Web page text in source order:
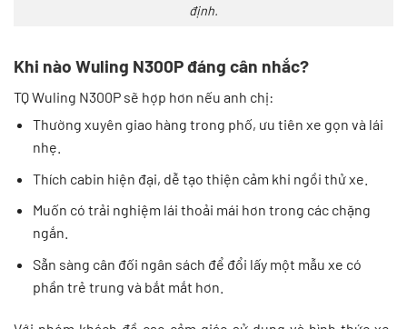
định.
Khi nào Wuling N300P đáng cân nhắc?
TQ Wuling N300P sẽ hợp hơn nếu anh chị:
Thường xuyên giao hàng trong phố, ưu tiên xe gọn và lái
nhẹ.
Thích cabin hiện đại, dễ tạo thiện cảm khi ngồi thử xe.
Muốn có trải nghiệm lái thoải mái hơn trong các chặng
ngắn.
Sẵn sàng cân đối ngân sách để đổi lấy một mẫu xe có
phần trẻ trung và bắt mắt hơn.